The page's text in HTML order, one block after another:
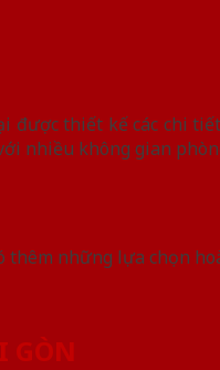
được thiết kế các chi
nhiều không gian
thêm những lựa chọn
GÒN